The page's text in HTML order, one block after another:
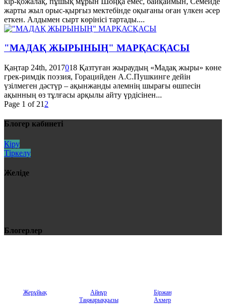
жарты жыл орыс-қырғыз мектебінде оқығаны оған үлкен әсер
еткен. Алдымен сырт көрінісі тартады....
"МАДАҚ ЖЫРЫНЫҢ" МАРҚАСҚАСЫ
Қаңтар 24th, 2017018 Қазтуған жыраудың «Мадақ жыры» көне
грек-римдік поэзия, Горацийден А.С.Пушкинге дейін
үзілмеген дәстүр – ақынжанды әлемнің шырағы өшпесін
ақынның өз тұлғасы арқылы айту үрдісінен...
Page 1 of 21 2
Блогер кабинеті
Кіру
Тіркелу
Желіде
Блогерлер
Жерұйық
Айнұр
Таңжарыққызы
Бiржан
Ахмер